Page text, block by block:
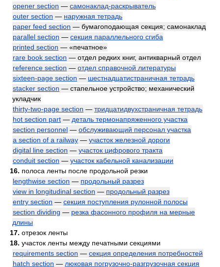
opener section — самонаклад-раскрыватель
outer section — наружная тетрадь
paper feed section — бумагоподающая секция; самонаклад
parallel section — секция параллельного сгиба
printed section — «печатное»
rare book section — отдел редких книг, антикварный отдел
reference section — отдел справочной литературы
sixteen-page section — шестнадцатистраничная тетрадь
stacker section — стапельное устройство; механический
укладчик
thirty-two-page section — тридцатидвухстраничная тетрадь
hot section part — деталь термонапряженного участка
section personnel — обслуживающий персонал участка
a section of a railway — участок железной дороги
digital line section — участок цифрового тракта
conduit section — участок кабельной канализации
16. полоса ленты после продольной резки
lengthwise section — продольный разрез
view in longitudinal section — продольный разрез
entry section — секция поступления рулонной полосы
section dividing — резка фасонного профиля на мерные
длины
17. отрезок ленты
18. участок ленты между печатными секциями
requirements section — секция определения потребностей
hatch section — люковая погрузочно-разгрузочная секция